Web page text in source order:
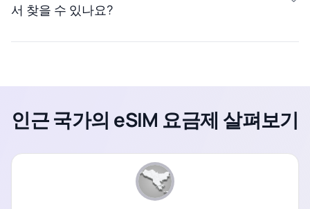
서 찾을 수 있나요?
인근 국가의 eSIM 요금제 살펴보기